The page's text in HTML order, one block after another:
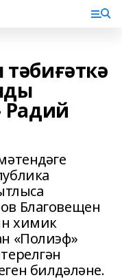
Радий
Благовещен
химик
«Полиэф»
билдәләне.